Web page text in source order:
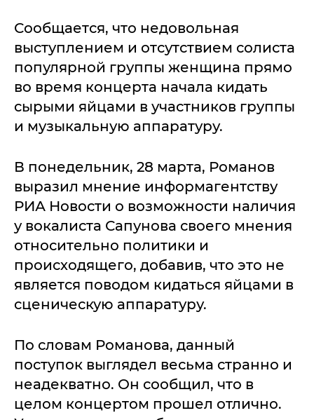
Сообщается, что недовольная
выступлением и отсутствием солиста
популярной группы женщина прямо
во время концерта начала кидать
сырыми яйцами в участников группы
и музыкальную аппаратуру.
В понедельник, 28 марта, Романов
выразил мнение информагентству
РИА Новости о возможности наличия
у вокалиста Сапунова своего мнения
относительно политики и
происходящего, добавив, что это не
является поводом кидаться яйцами в
сценическую аппаратуру.
По словам Романова, данный
поступок выглядел весьма странно и
неадекватно. Он сообщил, что в
целом концертом прошел отлично.